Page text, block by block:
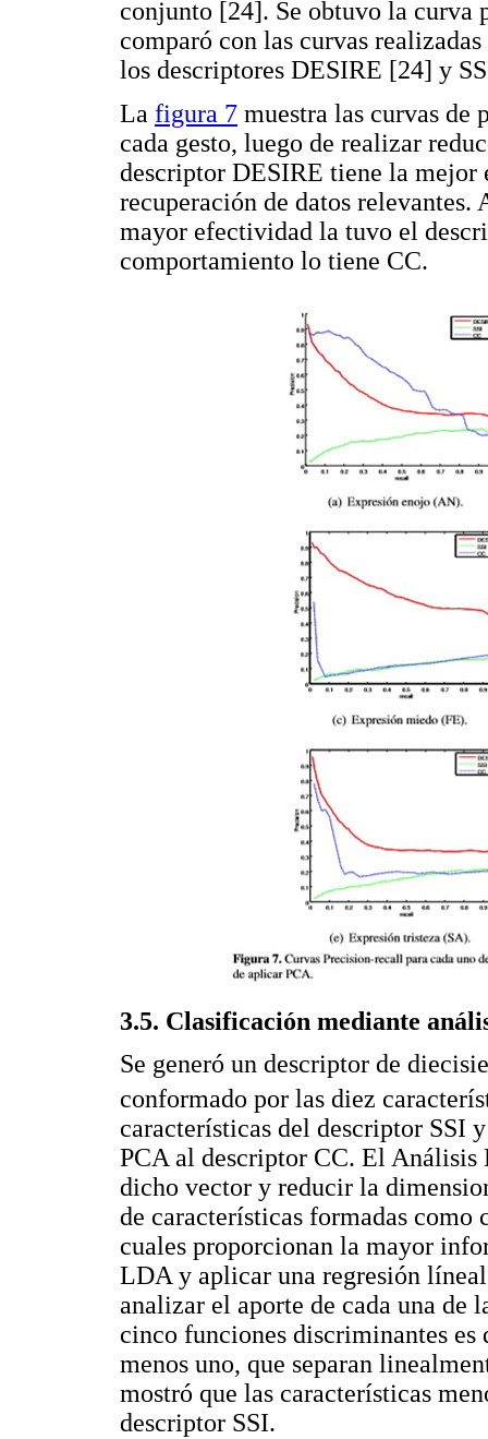
conjunto [24]. Se obtuvo la curva
comparó con las curvas
los descriptores DESIRE [24] y
La figura 7 muestra las curvas de
cada gesto, luego de realizar
descriptor DESIRE tiene la mejor
recuperación de datos relevantes.
mayor efectividad la tuvo el
comportamiento lo tiene CC.
3.5. Clasificación mediante
Se generó un descriptor de
conformado por las diez
características del descriptor SSI
PCA al descriptor CC. El
dicho vector y reducir la
de características formadas
cuales proporcionan la mayor
LDA y aplicar una regresión
analizar el aporte de cada una de
cinco funciones discriminantes es
menos uno, que separan
mostró que las características
descriptor SSI.